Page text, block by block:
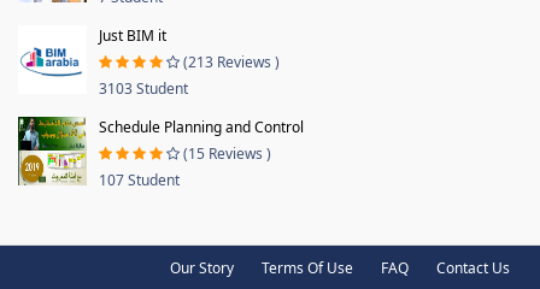
Just BIM it
(213 Reviews )
3103 Student
Schedule Planning and Control
(15 Reviews )
107 Student
Our Story Terms Of Use FAQ Contact Us